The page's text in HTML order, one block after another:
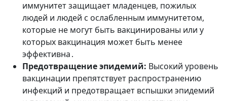
иммунитет защищает младенцев, пожилых
людей и людей с ослабленным иммунитетом,
которые не могут быть вакцинированы или у
которых вакцинация может быть менее
эффективна․
Предотвращение эпидемий: Высокий уровень
вакцинации препятствует распространению
инфекций и предотвращает вспышки эпидемий